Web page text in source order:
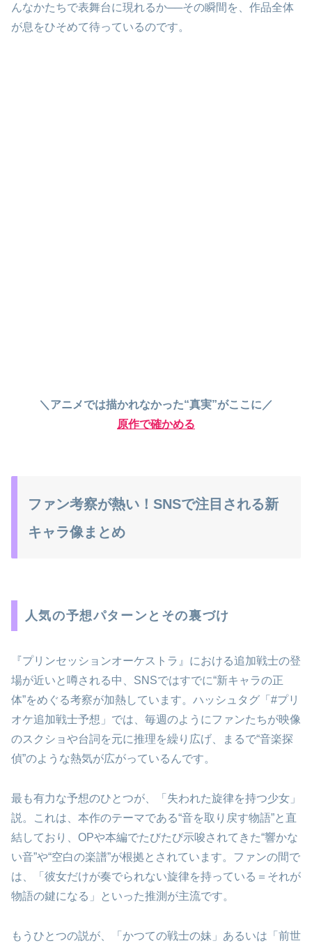
んなかたちで表舞台に現れるか──その瞬間を、作品全体
が息をひそめて待っているのです。
＼アニメでは描かれなかった“真実”がここに／
原作で確かめる
ファン考察が熱い！SNSで注目される新
キャラ像まとめ
人気の予想パターンとその裏づけ
『プリンセッションオーケストラ』における追加戦士の登
場が近いと噂される中、SNSではすでに“新キャラの正
体”をめぐる考察が加熱しています。ハッシュタグ「#プリ
オケ追加戦士予想」では、毎週のようにファンたちが映像
のスクショや台詞を元に推理を繰り広げ、まるで“音楽探
偵”のような熱気が広がっているんです。
最も有力な予想のひとつが、「失われた旋律を持つ少女」
説。これは、本作のテーマである“音を取り戻す物語”と直
結しており、OPや本編でたびたび示唆されてきた“響かな
い音”や“空白の楽譜”が根拠とされています。ファンの間で
は、「彼女だけが奏でられない旋律を持っている＝それが
物語の鍵になる」といった推測が主流です。
もうひとつの説が、「かつての戦士の妹」あるいは「前世